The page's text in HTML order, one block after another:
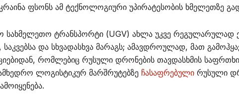
ფსონს ამ ტექნოლოგიური უპირატესობის ხმელეთზე
სახმელეთო ტრანსპორტი (UGV) ახლა უკვე რეგულარულად
და სხვადასხვა მარაგს; ამავდროულად, მათ
რომლებიც რუსული დრონების თავდასხმის
ლოგისტიკურ მარშრუტებზე ჩასაფრებული რუსული